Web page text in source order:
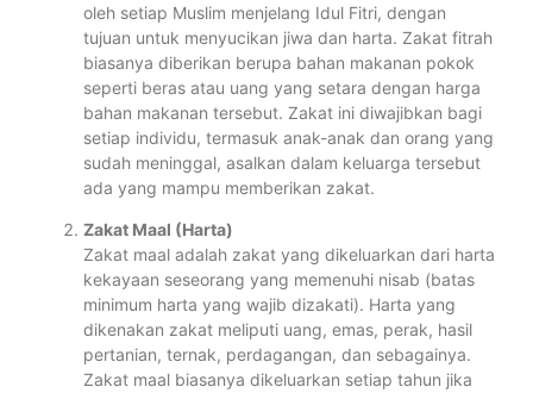
oleh setiap Muslim menjelang Idul Fitri, dengan
tujuan untuk menyucikan jiwa dan harta. Zakat fitrah
biasanya diberikan berupa bahan makanan pokok
seperti beras atau uang yang setara dengan harga
bahan makanan tersebut. Zakat ini diwajibkan bagi
setiap individu, termasuk anak-anak dan orang yang
sudah meninggal, asalkan dalam keluarga tersebut
ada yang mampu memberikan zakat.
Zakat Maal (Harta)
Zakat maal adalah zakat yang dikeluarkan dari harta
kekayaan seseorang yang memenuhi nisab (batas
minimum harta yang wajib dizakati). Harta yang
dikenakan zakat meliputi uang, emas, perak, hasil
pertanian, ternak, perdagangan, dan sebagainya.
Zakat maal biasanya dikeluarkan setiap tahun jika